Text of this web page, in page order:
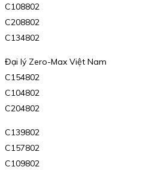
C108802
C208802
C134802
Đại lý Zero-Max Việt Nam
C154802
C104802
C204802
C139802
C157802
C109802